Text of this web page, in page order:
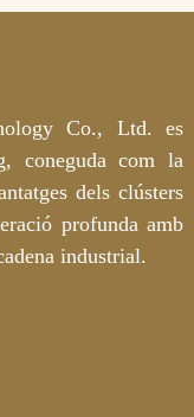
Co., Ltd. es
coneguda com la
dels clústers
profunda amb
industrial.